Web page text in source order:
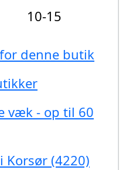
10-15
denne butik
væk - op til 60
Korsør (4220)